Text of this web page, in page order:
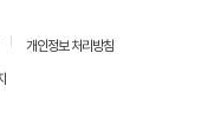
개인정보 처리방침